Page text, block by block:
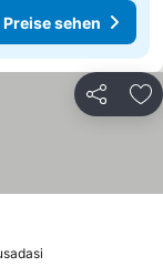
Preise sehen
Teilen